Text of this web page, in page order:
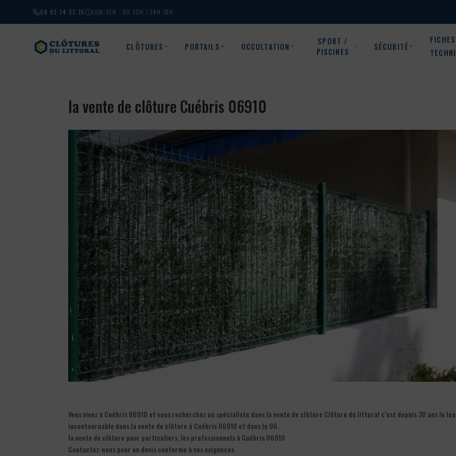
04 93 74 33 76 LUN-VEN · 8H-12H / 14H-18H
CLÔTURES PORTAILS OCCULTATION
SPORT /
PISCINES
SÉCURITÉ
FICHES
la vente de clôture Cuébris 06910
Vous vivez à Cuébris 06910 et vous recherchez un spécialiste dans la vente de clôture Clôture du littoral c’est depuis 30 ans le
incontournable dans la vente de clôture à Cuébris 06910 et dans le 06.
la vente de clôture pour particuliers, les professionnels à Cuébris 06910
Contactez-nous pour un devis conforme à vos exigences